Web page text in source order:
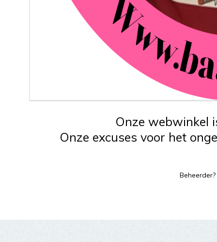
Onze webwinkel
Onze excuses voor het
Beheerder?